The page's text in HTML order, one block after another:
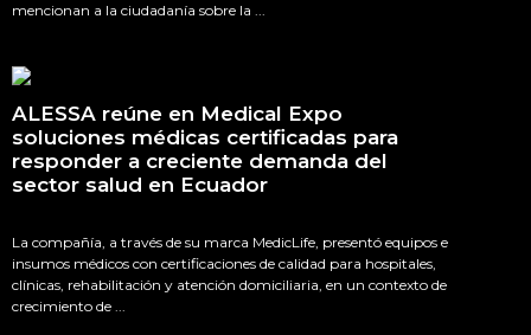
mencionan a la ciudadanía sobre la ...
ALESSA reúne en Medical Expo
soluciones médicas certificadas para
responder a creciente demanda del
sector salud en Ecuador
La compañía, a través de su marca MedicLife, presentó equipos e
insumos médicos con certificaciones de calidad para hospitales,
clínicas, rehabilitación y atención domiciliaria, en un contexto de
crecimiento de ...